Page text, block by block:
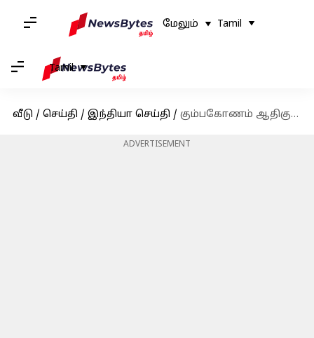
மேலும் Tamil
Tamil
வீடு / செய்தி / இந்தியா செய்தி / கும்பகோணம் ஆதிகும்பேஸ்வரர் கோயிலில் மாசி மக தேரோட்டம்
ADVERTISEMENT